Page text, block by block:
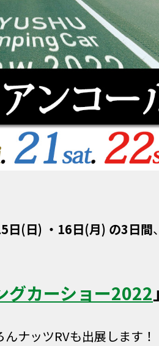
日(日) ・16日(月) の3日間、
グカーショー2022 」
ナッツRVも出展します！